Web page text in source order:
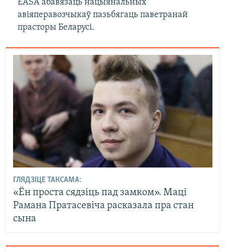
EASA абавязаць нацыянальных
авіяперавозчыкаў пазьбягаць паветранай
прасторы Беларусі.
ГЛЯДЗІЦЕ ТАКСАМА:
«Ён проста сядзіць пад замком». Маці
Рамана Пратасевіча расказала пра стан
сына